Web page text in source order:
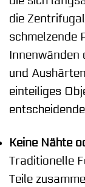
die
schmelzende
Innenwänden
und
einteiliges
Keine Nähte
Traditionelle
Teile